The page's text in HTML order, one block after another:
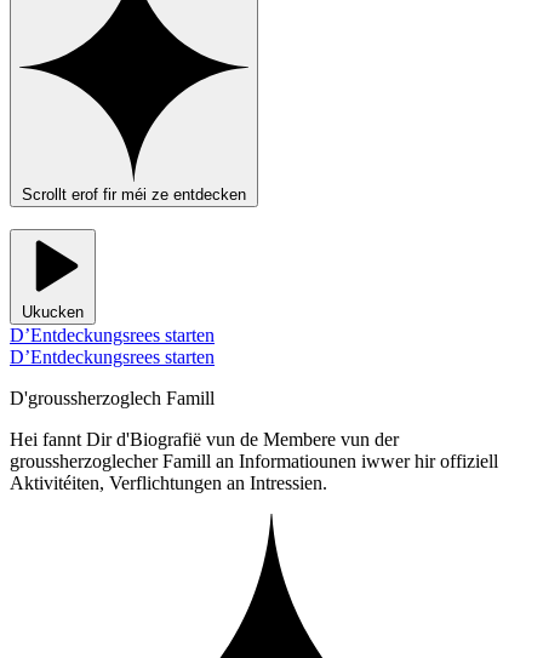
Scrollt erof fir méi ze entdecken
Ukucken
D’Entdeckungsrees starten
D’Entdeckungsrees starten
D'groussherzoglech Famill
Hei fannt Dir d'Biografië vun de Membere vun der
groussherzoglecher Famill an Informatiounen iwwer hir offiziell
Aktivitéiten, Verflichtungen an Intressien.